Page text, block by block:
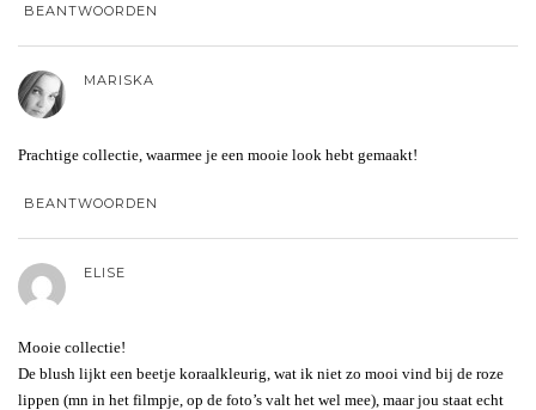
BEANTWOORDEN
MARISKA
Prachtige collectie, waarmee je een mooie look hebt gemaakt!
BEANTWOORDEN
ELISE
Mooie collectie!
De blush lijkt een beetje koraalkleurig, wat ik niet zo mooi vind bij de roze
lippen (mn in het filmpje, op de foto’s valt het wel mee), maar jou staat echt